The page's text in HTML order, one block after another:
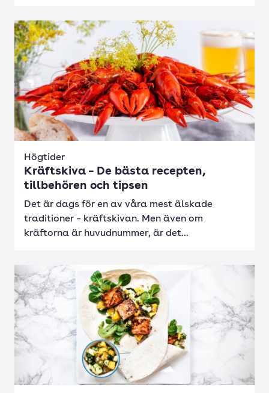
Högtider
Kräftskiva – De bästa recepten,
tillbehören och tipsen
Det är dags för en av våra mest älskade
traditioner – kräftskivan. Men även om
kräftorna är huvudnummer, är det...